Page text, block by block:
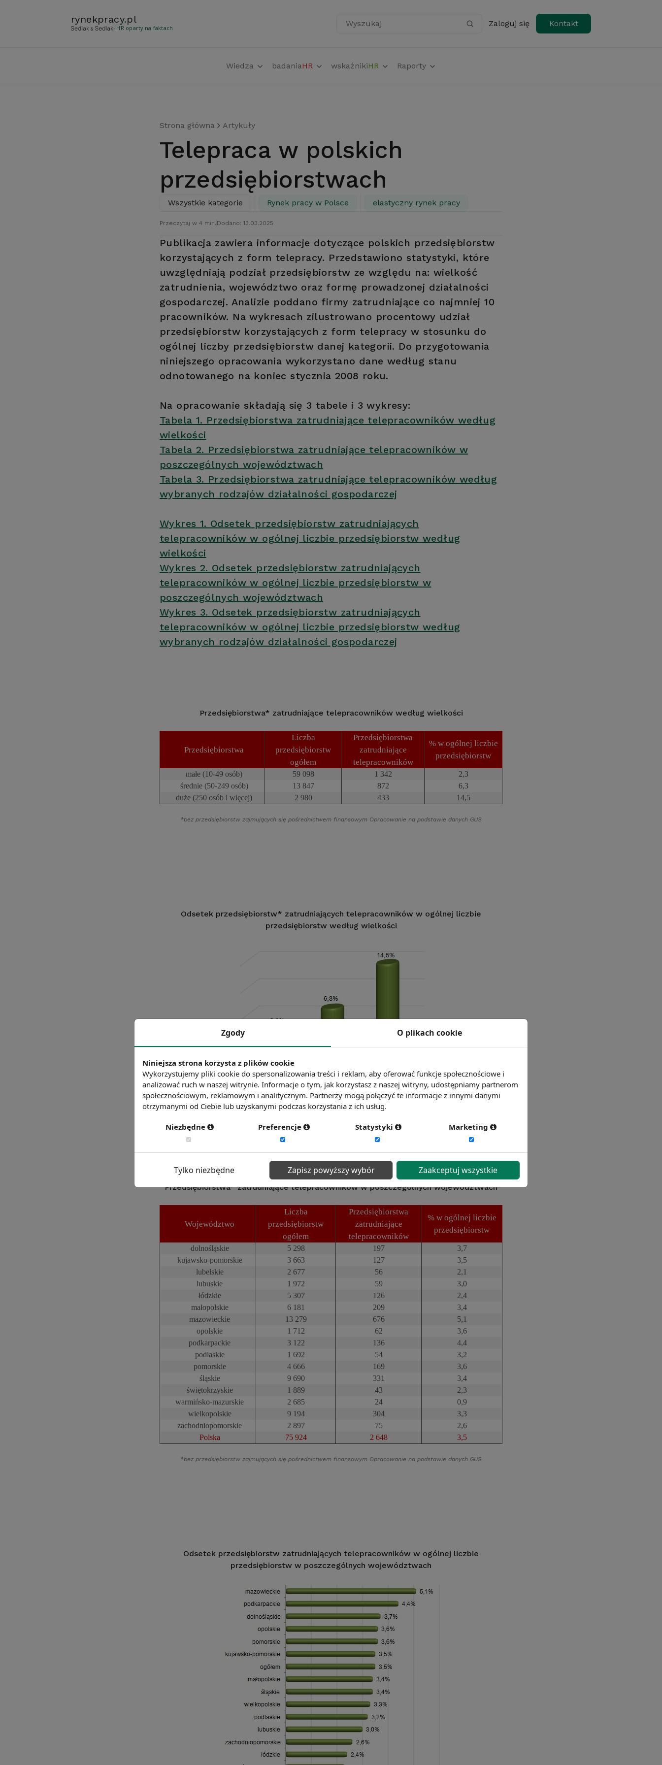
rynekpracy.pl
- HR oparty na faktach Wyszukaj Zaloguj się Kontakt
Wiedza badaniaHR wskaźnikiHR Raporty
Strona główna Artykuły
Telepraca w polskich
przedsiębiorstwach
Wszystkie kategorie Rynek pracy w Polsce elastyczny rynek pracy
Przeczytaj w 4 min. Dodano: 13.03.2025
Publikacja zawiera informacje dotyczące polskich przedsiębiorstw
korzystających z form telepracy. Przedstawiono statystyki, które
uwzględniają podział przedsiębiorstw ze względu na: wielkość
zatrudnienia, województwo oraz formę prowadzonej działalności
gospodarczej. Analizie poddano firmy zatrudniające co najmniej 10
pracowników. Na wykresach zilustrowano procentowy udział
przedsiębiorstw korzystających z form telepracy w stosunku do
ogólnej liczby przedsiębiorstw danej kategorii. Do przygotowania
niniejszego opracowania wykorzystano dane według stanu
odnotowanego na koniec stycznia 2008 roku.
Na opracowanie składają się 3 tabele i 3 wykresy:
Tabela 1. Przedsiębiorstwa zatrudniające telepracowników według
wielkości
Tabela 2. Przedsiębiorstwa zatrudniające telepracowników w
poszczególnych województwach
Tabela 3. Przedsiębiorstwa zatrudniające telepracowników według
wybranych rodzajów działalności gospodarczej
Wykres 1. Odsetek przedsiębiorstw zatrudniających
telepracowników w ogólnej liczbie przedsiębiorstw według
wielkości
Wykres 2. Odsetek przedsiębiorstw zatrudniających
telepracowników w ogólnej liczbie przedsiębiorstw w
poszczególnych województwach
Wykres 3. Odsetek przedsiębiorstw zatrudniających
telepracowników w ogólnej liczbie przedsiębiorstw według
wybranych rodzajów działalności gospodarczej
Przedsiębiorstwa* zatrudniające telepracowników według wielkości
Przedsiębiorstwa
Liczba
przedsiębiorstw
ogółem
Przedsiębiorstwa
zatrudniające
telepracowników
% w ogólnej liczbie
przedsiębiorstw
małe (10-49 osób) 59 098 1 342
2,3
średnie (50-249 osób)
13 847 872
6,3
duże (250 osób i więcej)
2 980 433 14,5
*bez przedsiębiorstw zajmujących się pośrednictwem finansowym Opracowanie na podstawie danych GUS
Odsetek przedsiębiorstw* zatrudniających telepracowników w ogólnej liczbie
przedsiębiorstw według wielkości
*bez przedsiębiorstw zajmujących się pośrednictwem finansowym Opracowanie na podstawie danych GUS
Przedsiębiorstwa* zatrudniające telepracowników w poszczególnych województwach
Województwo
Liczba
przedsiębiorstw
ogółem
Przedsiębiorstwa
zatrudniające
telepracowników
% w ogólnej liczbie
przedsiębiorstw
dolnośląskie 5 298 197
3,7
kujawsko-pomorskie
3 663 127
3,5
lubelskie
2 677 56
2,1
lubuskie
1 972 59
3,0
łódzkie
5 307 126
2,4
małopolskie
6 181 209
3,4
mazowieckie
13 279 676
5,1
opolskie
1 712 62
3,6
podkarpackie
3 122 136
4,4
podlaskie
1 692 54
3,2
pomorskie
4 666 169
3,6
śląskie
9 690 331
3,4
świętokrzyskie
1 889 43
2,3
warmińsko-mazurskie
2 685 24
0,9
wielkopolskie
9 194 304
3,3
zachodniopomorskie
2 897 75
2,6
Polska
75 924 2 648 3,5
*bez przedsiębiorstw zajmujących się pośrednictwem finansowym Opracowanie na podstawie danych GUS
Odsetek przedsiębiorstw zatrudniających telepracowników w ogólnej liczbie
przedsiębiorstw w poszczególnych województwach
Zgody O plikach cookie
Niniejsza strona korzysta z plików cookie
Wykorzystujemy pliki cookie do spersonalizowania treści i reklam, aby oferować funkcje społecznościowe i
analizować ruch w naszej witrynie. Informacje o tym, jak korzystasz z naszej witryny, udostępniamy partnerom
społecznościowym, reklamowym i analitycznym. Partnerzy mogą połączyć te informacje z innymi danymi
otrzymanymi od Ciebie lub uzyskanymi podczas korzystania z ich usług.
Niezbędne Preferencje Statystyki Marketing
Tylko niezbędne Zapisz powyższy wybór Zaakceptuj wszystkie